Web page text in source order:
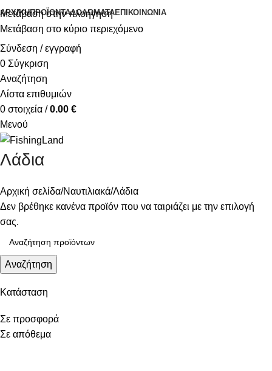
Μετάβαση στην πλοήγηση
Μετάβαση στο κύριο περιεχόμενο
ΑΡΧΙΚΉΠΡΟΪΌΝΤΑΔΟΛΏΜΑΤΑΕΠΙΚΟΙΝΩΝΊΑ
Σύνδεση / εγγραφή
0 Σύγκριση
Αναζήτηση
Λίστα επιθυμιών
0 στοιχεία / 0.00 €
Μενού
Λάδια
Κατάσταση
Σε προσφορά
Σε απόθεμα
Αρχική σελίδα Ναυτιλιακά Λάδια
Δεν βρέθηκε κανένα προϊόν που να ταιριάζει με την επιλογή
σας.
Αναζήτηση